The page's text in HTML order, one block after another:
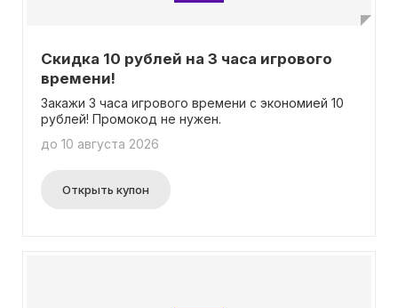
Скидка 10 рублей на 3 часа игрового
времени!
Закажи 3 часа игрового времени с экономией 10
рублей! Промокод не нужен.
до 10 августа 2026
Открыть купон